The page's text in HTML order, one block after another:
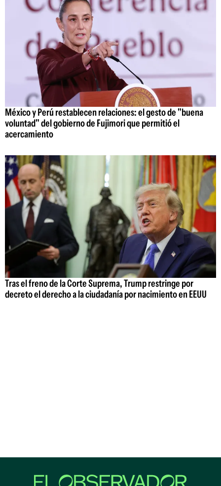
México y Perú restablecen relaciones: el gesto de "buena
voluntad" del gobierno de Fujimori que permitió el
acercamiento
Tras el freno de la Corte Suprema, Trump restringe por
decreto el derecho a la ciudadanía por nacimiento en EEUU